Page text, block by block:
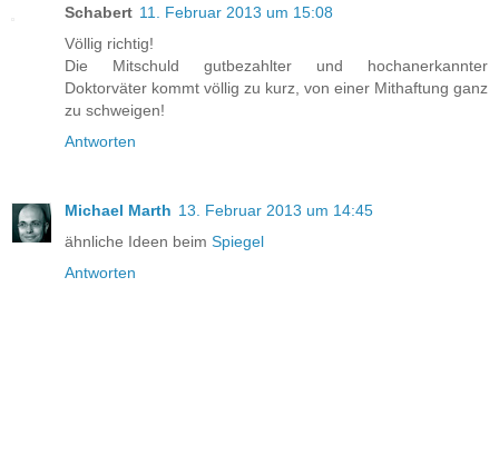
Schabert 11. Februar 2013 um 15:08
Völlig richtig!
Die Mitschuld gutbezahlter und hochanerkannter
Doktorväter kommt völlig zu kurz, von einer Mithaftung ganz
zu schweigen!
Antworten
Michael Marth 13. Februar 2013 um 14:45
ähnliche Ideen beim Spiegel
Antworten